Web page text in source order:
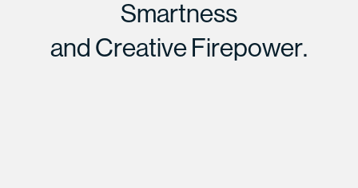
Smartness
and Creative Firepower.